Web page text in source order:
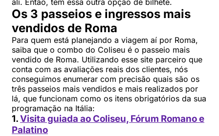
Os 3 passeios e ingressos mais
vendidos de Roma
Para quem está planejando a viagem aí por Roma,
saiba que o combo do Coliseu é o passeio mais
vendido de Roma. Utilizando esse site parceiro que
conta com as avaliações reais dos clientes, nós
conseguimos enumerar com precisão quais são os
três passeios mais vendidos e mais realizados por
lá, que funcionam como os itens obrigatórios da sua
programação na Itália:
1.Visita guiada ao Coliseu, Fórum Romano e
Palatino